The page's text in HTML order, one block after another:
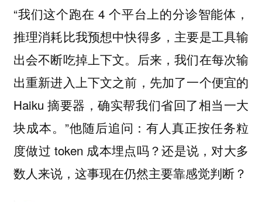
“我们这个跑在 4 个平台上的分诊智能体，
推理消耗比我预想中快得多，主要是工具输
出会不断吃掉上下文。后来，我们在每次输
出重新进入上下文之前，先加了一个便宜的
Haiku 摘要器，确实帮我们省回了相当一大
块成本。”他随后追问：有人真正按任务粒
度做过 token 成本埋点吗？还是说，对大多
数人来说，这事现在仍然主要靠感觉判断？